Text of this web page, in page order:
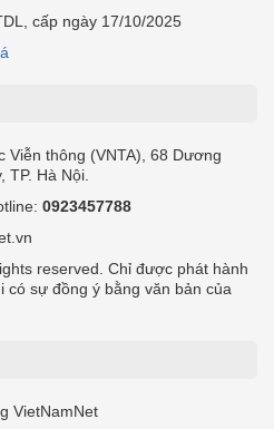
cấp ngày 17/10/2025
Viễn thông (VNTA), 68 Dương
Hà Nội.
0923457788
reserved. Chỉ được phát hành
có sự đồng ý bằng văn bản của
VietNamNet